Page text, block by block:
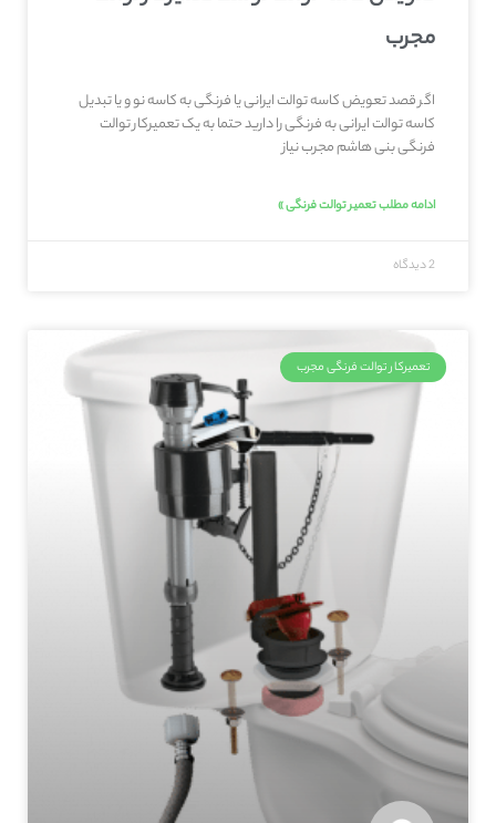
مجرب
اگر قصد تعویض کاسه توالت ایرانی یا فرنگی به کاسه نو و یا تبدیل
کاسه توالت ایرانی به فرنگی را دارید حتما به یک تعمیرکار توالت
فرنگی بنی هاشم مجرب نیاز
ادامه مطلب تعمیر توالت فرنگی »
2 دیدگاه
تعمیرکار توالت فرنگی مجرب